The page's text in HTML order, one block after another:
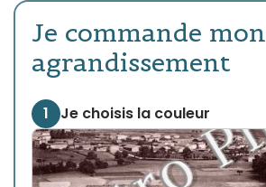
Je commande mon
agrandissement
1 Je choisis la couleur